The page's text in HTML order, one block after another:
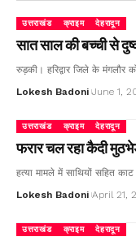
उत्तराखंड क्राइम देहरादून
सात साल की बच्ची से
रुड़की। हरिद्वार जिले के मंगलौर
Lokesh Badoni June 1,
उत्तराखंड क्राइम देहरादून
फरार चल रहा कैदी
हत्या मामले में साथियों सहित
Lokesh Badoni April 21,
उत्तराखंड क्राइम देहरादून